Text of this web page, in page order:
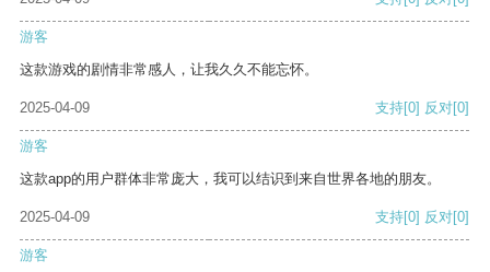
游客
这款游戏的剧情非常感人，让我久久不能忘怀。
2025-04-09 支持[0] 反对[0]
游客
这款app的用户群体非常庞大，我可以结识到来自世界各地的朋友。
2025-04-09 支持[0] 反对[0]
游客